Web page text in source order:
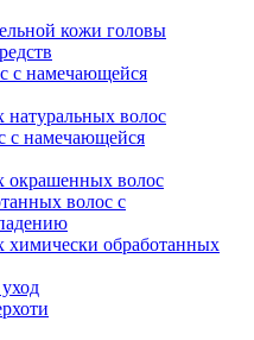
кожи головы
с намечающейся
натуральных волос
с намечающейся
окрашенных волос
волос с
химически обработанных